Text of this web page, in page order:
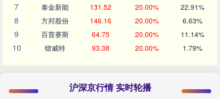
7 泰金新能 131.52 20.00% 22.91%
8 方邦股份 146.16 20.00% 6.63%
9 百普赛斯 64.75 20.00% 11.14%
10 锴威特 93.38 20.00% 1.79%
沪深京行情 实时轮播